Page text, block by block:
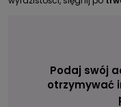
Podaj swój
otrzymywać